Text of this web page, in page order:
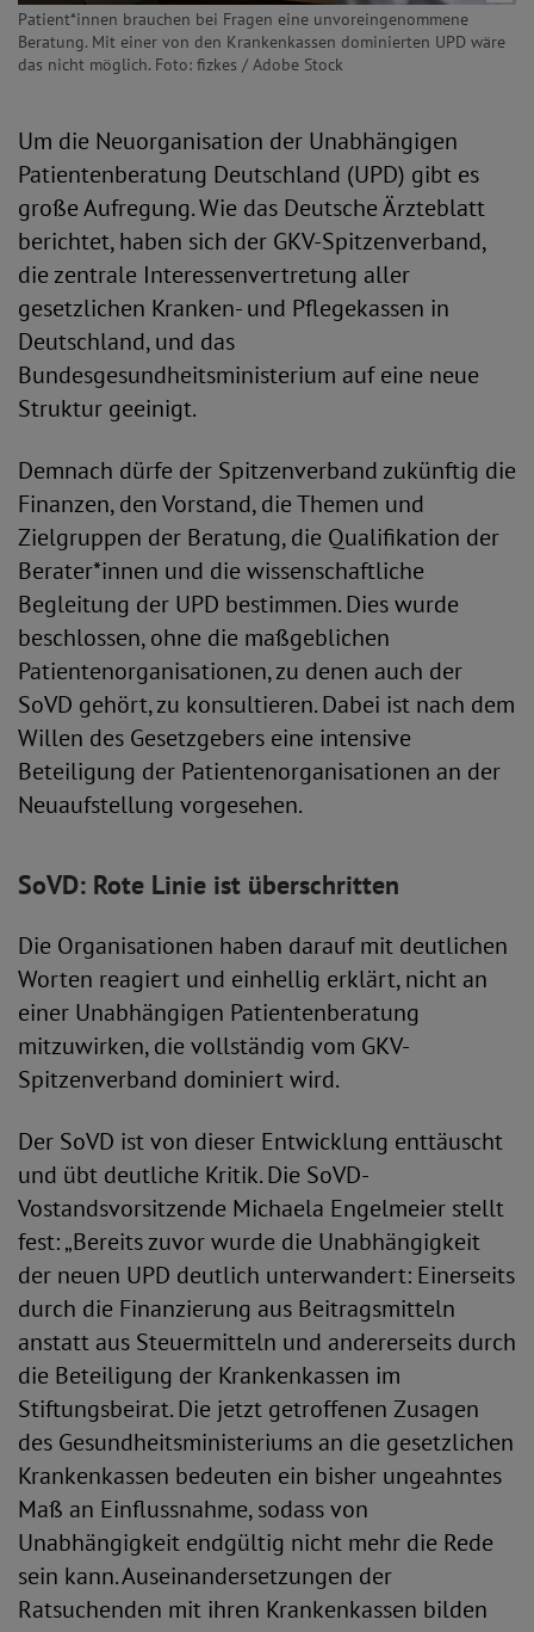
Patient*innen brauchen bei Fragen eine unvoreingenommene
Beratung. Mit einer von den Krankenkassen dominierten UPD wäre
das nicht möglich. Foto: fizkes / Adobe Stock
Um die Neuorganisation der Unabhängigen
Patientenberatung Deutschland (UPD) gibt es
große Aufregung. Wie das Deutsche Ärzteblatt
berichtet, haben sich der GKV-Spitzenverband,
die zentrale Interessenvertretung aller
gesetzlichen Kranken- und Pflegekassen in
Deutschland, und das
Bundesgesundheitsministerium auf eine neue
Struktur geeinigt.
Demnach dürfe der Spitzenverband zukünftig die
Finanzen, den Vorstand, die Themen und
Zielgruppen der Beratung, die Qualifikation der
Berater*innen und die wissenschaftliche
Begleitung der UPD bestimmen. Dies wurde
beschlossen, ohne die maßgeblichen
Patientenorganisationen, zu denen auch der
SoVD gehört, zu konsultieren. Dabei ist nach dem
Willen des Gesetzgebers eine intensive
Beteiligung der Patientenorganisationen an der
Neuaufstellung vorgesehen.
SoVD: Rote Linie ist überschritten
Die Organisationen haben darauf mit deutlichen
Worten reagiert und einhellig erklärt, nicht an
einer Unabhängigen Patientenberatung
mitzuwirken, die vollständig vom GKV-
Spitzenverband dominiert wird.
Der SoVD ist von dieser Entwicklung enttäuscht
und übt deutliche Kritik. Die SoVD-
Vostandsvorsitzende Michaela Engelmeier stellt
fest: „Bereits zuvor wurde die Unabhängigkeit
der neuen UPD deutlich unterwandert: Einerseits
durch die Finanzierung aus Beitragsmitteln
anstatt aus Steuermitteln und andererseits durch
die Beteiligung der Krankenkassen im
Stiftungsbeirat. Die jetzt getroffenen Zusagen
des Gesundheitsministeriums an die gesetzlichen
Krankenkassen bedeuten ein bisher ungeahntes
Maß an Einflussnahme, sodass von
Unabhängigkeit endgültig nicht mehr die Rede
sein kann. Auseinandersetzungen der
Ratsuchenden mit ihren Krankenkassen bilden